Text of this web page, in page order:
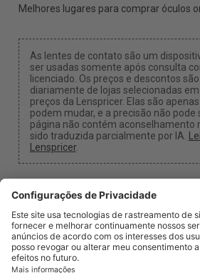
Melhores lugares para comprar óculos
As lentes de contato são um
ser usadas somente após consulta
licenciado. Os preços e descontos
diariamente de lojas selecionadas
preços da Lenspricer. Elas são
podem mudar, e a precisão não pode
página não contém aconselhamento
sido traduzida parcialmente por IA.
Lenspricer.
Configurações de
Podemos receber uma comissão se